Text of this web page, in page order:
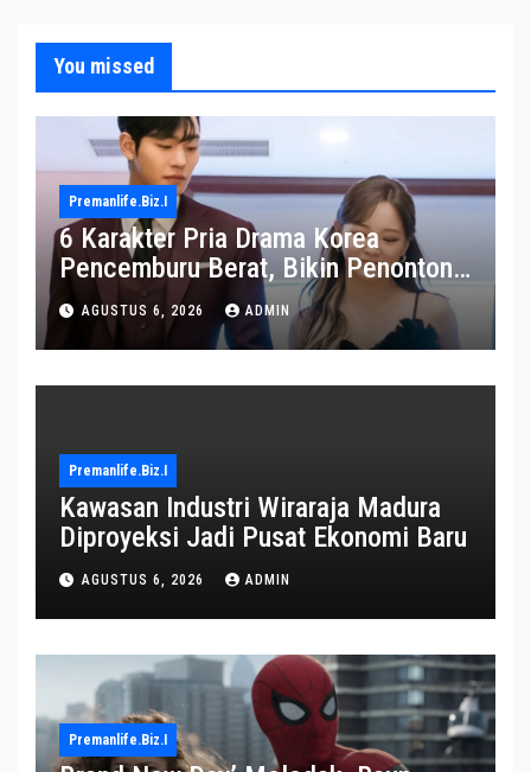
You missed
Premanlife.biz.i
6 Karakter Pria Drama Korea
Pencemburu Berat, Bikin Penonton
Gemas
AGUSTUS 6, 2026 ADMIN
Premanlife.biz.i
Kawasan Industri Wiraraja Madura
Diproyeksi Jadi Pusat Ekonomi Baru
AGUSTUS 6, 2026 ADMIN
Premanlife.biz.i